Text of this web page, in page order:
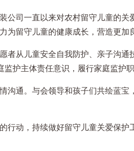
司一直以来对农村留守儿童的
留守儿童的健康成长，营造更加
从儿童安全自我防护、亲子沟
护主体责任意识，履行家庭监护
通。与会领导和孩子们共绘蓝
动，持续做好留守儿童关爱保